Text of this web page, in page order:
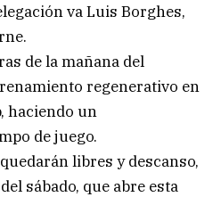
va Luis Borghes,
de la mañana del
regenerativo en
haciendo un
de juego.
libres y descanso,
sábado, que abre esta